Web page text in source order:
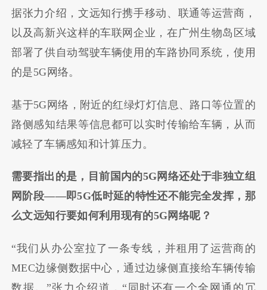
据张力介绍，文远知行携手移动、联通等运营商，
以及高新兴这样的车联网企业，在广州生物岛区域
部署了供自动驾驶车辆使用的车路协同系统，使用
的是5G网络。
基于5G网络，附近的红绿灯灯信息、路口等位置的
路侧感知结果等信息都可以实时传输给车辆，从而
减轻了车辆感知和计算压力。
需要指出的是，目前国内的5G网络还处于非独立组
网阶段——即5G低时延的特性还不能完全发挥，那
么文远知行要如何利用现有的5G网络呢？
“我们从办公室拉了一条专线，并租用了运营商的
MEC边缘侧数据中心，通过边缘侧直接给车辆传输
数据。”张力介绍道，“同时还有一个全网通的冗